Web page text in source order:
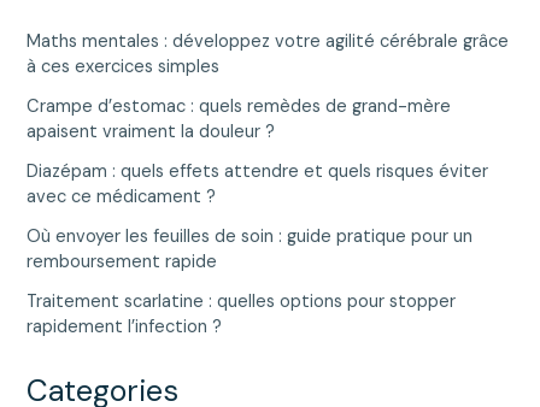
Maths mentales : développez votre agilité cérébrale grâce
à ces exercices simples
Crampe d’estomac : quels remèdes de grand-mère
apaisent vraiment la douleur ?
Diazépam : quels effets attendre et quels risques éviter
avec ce médicament ?
Où envoyer les feuilles de soin : guide pratique pour un
remboursement rapide
Traitement scarlatine : quelles options pour stopper
rapidement l’infection ?
Categories